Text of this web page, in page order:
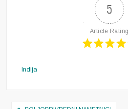
5
Article Rating
Indija